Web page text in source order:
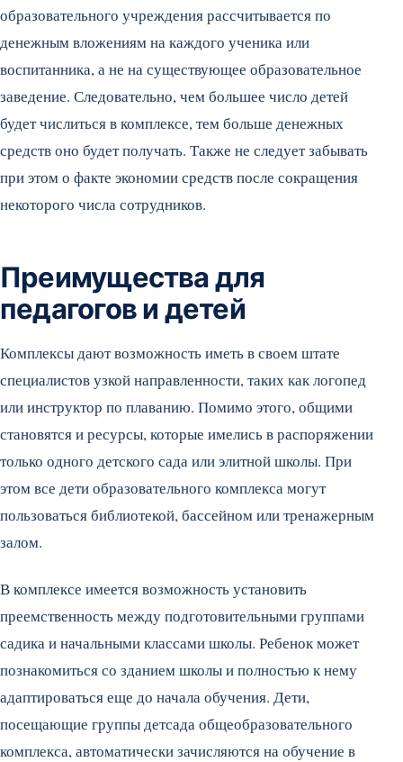
образовательного учреждения рассчитывается по
денежным вложениям на каждого ученика или
воспитанника, а не на существующее образовательное
заведение. Следовательно, чем большее число детей
будет числиться в комплексе, тем больше денежных
средств оно будет получать. Также не следует забывать
при этом о факте экономии средств после сокращения
некоторого числа сотрудников.
Преимущества для
педагогов и детей
Комплексы дают возможность иметь в своем штате
специалистов узкой направленности, таких как логопед
или инструктор по плаванию. Помимо этого, общими
становятся и ресурсы, которые имелись в распоряжении
только одного детского сада или элитной школы. При
этом все дети образовательного комплекса могут
пользоваться библиотекой, бассейном или тренажерным
залом.
В комплексе имеется возможность установить
преемственность между подготовительными группами
садика и начальными классами школы. Ребенок может
познакомиться со зданием школы и полностью к нему
адаптироваться еще до начала обучения. Дети,
посещающие группы детсада общеобразовательного
комплекса, автоматически зачисляются на обучение в